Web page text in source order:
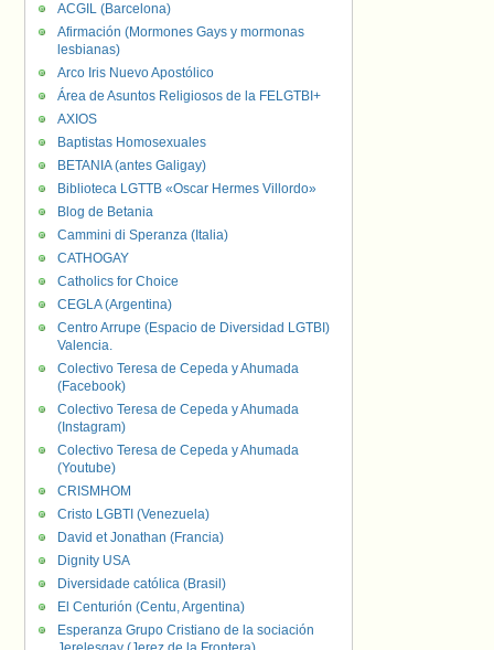
ACGIL (Barcelona)
Afirmación (Mormones Gays y mormonas
lesbianas)
Arco Iris Nuevo Apostólico
Área de Asuntos Religiosos de la FELGTBI+
AXIOS
Baptistas Homosexuales
BETANIA (antes Galigay)
Biblioteca LGTTB «Oscar Hermes Villordo»
Blog de Betania
Cammini di Speranza (Italia)
CATHOGAY
Catholics for Choice
CEGLA (Argentina)
Centro Arrupe (Espacio de Diversidad LGTBI)
Valencia.
Colectivo Teresa de Cepeda y Ahumada
(Facebook)
Colectivo Teresa de Cepeda y Ahumada
(Instagram)
Colectivo Teresa de Cepeda y Ahumada
(Youtube)
CRISMHOM
Cristo LGBTI (Venezuela)
David et Jonathan (Francia)
Dignity USA
Diversidade católica (Brasil)
El Centurión (Centu, Argentina)
Esperanza Grupo Cristiano de la sociación